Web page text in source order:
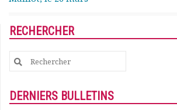
Le bulletin
Comité de rédaction
développement
Kiosk
Nos actions
RECHERCHER
Search
for:
DERNIERS BULLETINS